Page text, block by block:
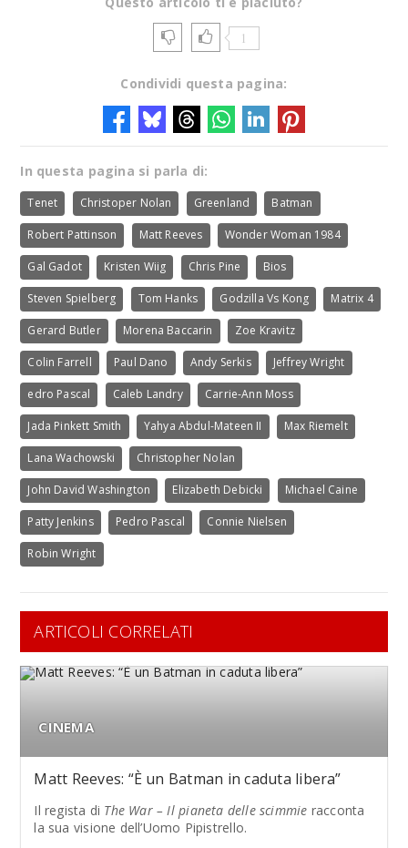
1
Condividi questa pagina:
In questa pagina si parla di:
Tenet Christoper Nolan Greenland Batman
Robert Pattinson Matt Reeves Wonder Woman 1984
Gal Gadot Kristen Wiig Chris Pine Bios
Steven Spielberg Tom Hanks Godzilla Vs Kong Matrix 4
Gerard Butler Morena Baccarin Zoe Kravitz
Colin Farrell Paul Dano Andy Serkis Jeffrey Wright
edro Pascal Caleb Landry Carrie-Ann Moss
Jada Pinkett Smith Yahya Abdul-Mateen II Max Riemelt
Lana Wachowski Christopher Nolan
John David Washington Elizabeth Debicki Michael Caine
Patty Jenkins Pedro Pascal Connie Nielsen
Robin Wright
ARTICOLI CORRELATI
CINEMA
Matt Reeves: “È un Batman in caduta libera”
Il regista di The War – Il pianeta delle scimmie racconta
la sua visione dell’Uomo Pipistrello.